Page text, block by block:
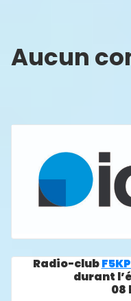
Aucun
Radio-club
durant
08